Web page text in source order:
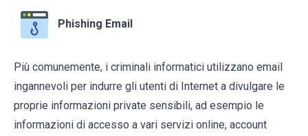
Phishing Email
Più comunemente, i criminali informatici utilizzano email
ingannevoli per indurre gli utenti di Internet a divulgare le
proprie informazioni private sensibili, ad esempio le
informazioni di accesso a vari servizi online, account